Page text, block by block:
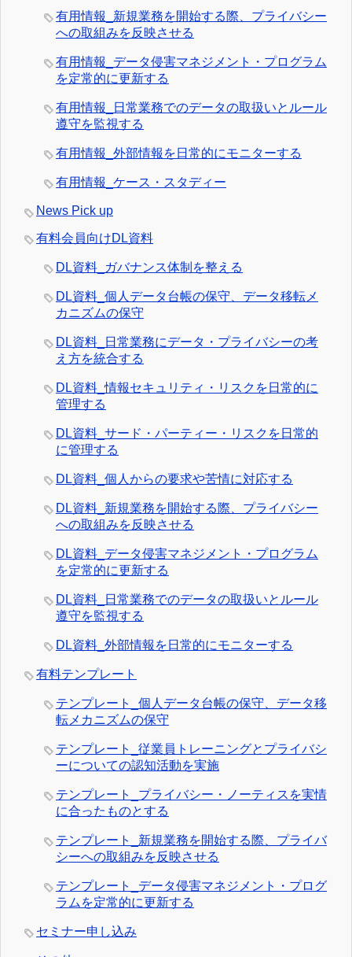
有用情報_新規業務を開始する際、プライバシー
への取組みを反映させる
有用情報_データ侵害マネジメント・プログラム
を定常的に更新する
有用情報_日常業務でのデータの取扱いとルール
遵守を監視する
有用情報_外部情報を日常的にモニターする
有用情報_ケース・スタディー
News Pick up
有料会員向けDL資料
DL資料_ガバナンス体制を整える
DL資料_個人データ台帳の保守、データ移転メ
カニズムの保守
DL資料_日常業務にデータ・プライバシーの考
え方を統合する
DL資料_情報セキュリティ・リスクを日常的に
管理する
DL資料_サード・パーティー・リスクを日常的
に管理する
DL資料_個人からの要求や苦情に対応する
DL資料_新規業務を開始する際、プライバシー
への取組みを反映させる
DL資料_データ侵害マネジメント・プログラム
を定常的に更新する
DL資料_日常業務でのデータの取扱いとルール
遵守を監視する
DL資料_外部情報を日常的にモニターする
有料テンプレート
テンプレート_個人データ台帳の保守、データ移
転メカニズムの保守
テンプレート_従業員トレーニングとプライバシ
ーについての認知活動を実施
テンプレート_プライバシー・ノーティスを実情
に合ったものとする
テンプレート_新規業務を開始する際、プライバ
シーへの取組みを反映させる
テンプレート_データ侵害マネジメント・プログ
ラムを定常的に更新する
セミナー申し込み